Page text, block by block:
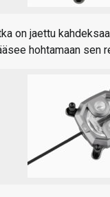
on jaettu
hohtamaan sen